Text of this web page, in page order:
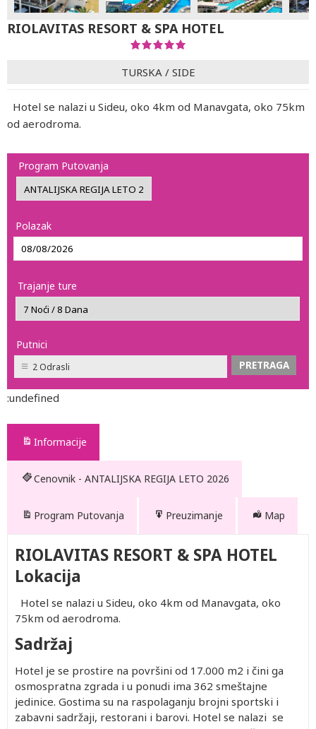
RIOLAVITAS RESORT & SPA HOTEL
TURSKA / SIDE
Hotel se nalazi u Sideu, oko 4km od Manavgata, oko 75km
od aerodroma.
Program Putovanja
Polazak
Trajanje ture
Putnici
2 Odrasli
:undefined
Informacije
Cenovnik - ANTALIJSKA REGIJA LETO 2026
Program Putovanja Preuzimanje Map
RIOLAVITAS RESORT & SPA HOTEL
Lokacija
Hotel se nalazi u Sideu, oko 4km od Manavgata, oko
75km od aerodroma.
Sadržaj
Hotel je se prostire na površini od 17.000 m2 i čini ga
osmospratna zgrada i u ponudi ima 362 smeštajne
jedinice. Gostima su na raspolaganju brojni sportski i
zabavni sadržaji, restorani i barovi. Hotel se nalazi se